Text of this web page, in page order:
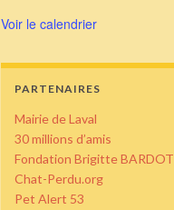
Voir le calendrier
PARTENAIRES
Mairie de Laval
30 millions d’amis
Fondation Brigitte BARDOT
Chat-Perdu.org
Pet Alert 53